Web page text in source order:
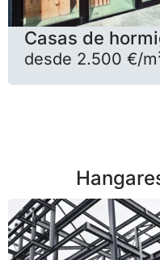
Casas de
desde 2.500 €/